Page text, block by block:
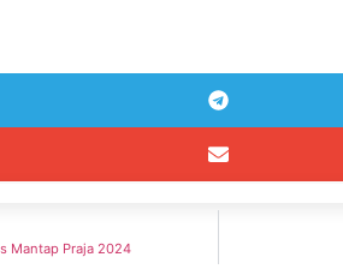
Mantap Praja 2024